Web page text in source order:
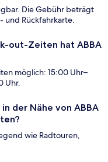
Die Gebühr beträgt
und Rückfahrkarte.
out-Zeiten hat ABBA
möglich: 15:00 Uhr–
Uhr.
der Nähe von ABBA
wie Radtouren,